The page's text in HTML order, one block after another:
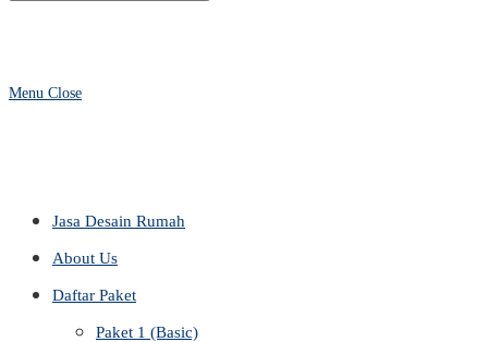
Menu Close
Jasa Desain Rumah
About Us
Daftar Paket
Paket 1 (Basic)